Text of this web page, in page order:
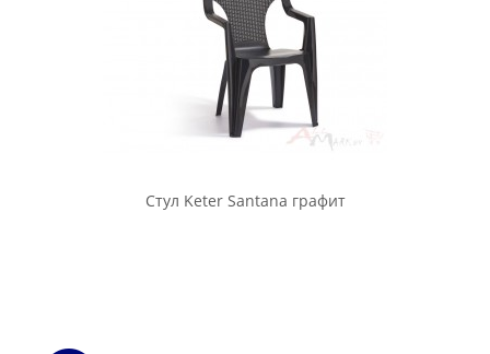
Стул Keter Santana графит